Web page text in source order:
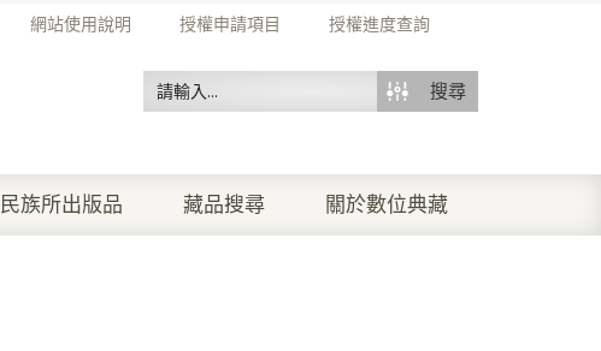
網站使用說明 授權申請項目 授權進度查詢
搜尋
民族所出版品 藏品搜尋 關於數位典藏